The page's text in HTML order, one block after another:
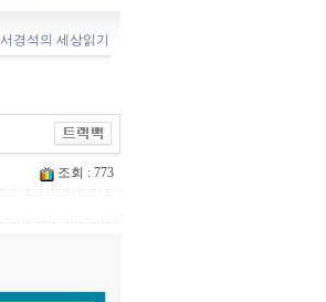
서경석의 세상읽기
조회 : 773